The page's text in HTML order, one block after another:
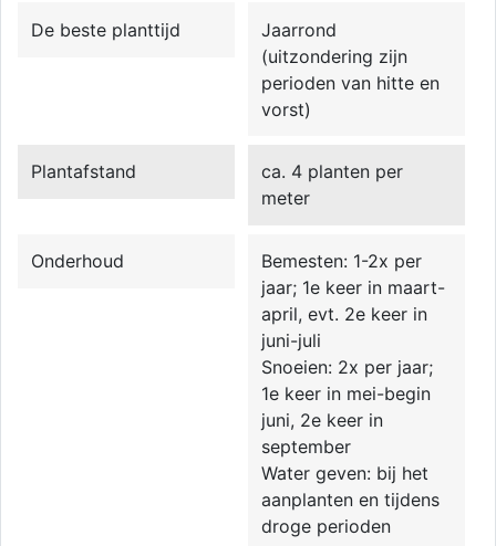
De beste planttijd
Jaarrond
(uitzondering zijn
perioden van hitte en
vorst)
Plantafstand
ca. 4 planten per
meter
Onderhoud
Bemesten: 1-2x per
jaar; 1e keer in maart-
april, evt. 2e keer in
juni-juli
Snoeien: 2x per jaar;
1e keer in mei-begin
juni, 2e keer in
september
Water geven: bij het
aanplanten en tijdens
droge perioden